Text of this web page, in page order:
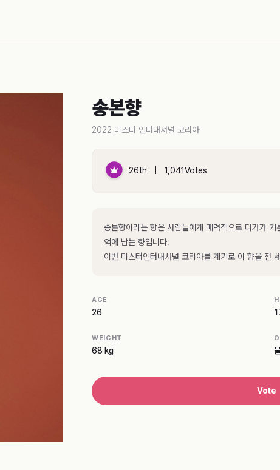
송본향
2022 미스터 인터내셔널 코리아
26th | 1,041Votes
송본향이라는 향은 사람들에게 매력적으로 다가가
억에 남는 향입니다.
이번 미스터인터내셔널 코리아를 계기로 이 향을 전
AGE
26
WEIGHT
68 kg
Vote